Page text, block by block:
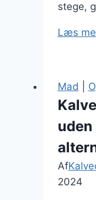
stege,
Læs
Mad
Af
2024